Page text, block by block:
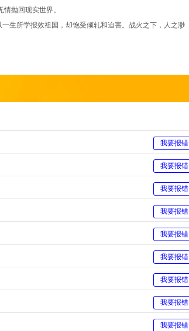
抛回现实世界。
生所学报效祖国，却饱受倾轧和迫害。战火之下，人之渺
我要报错
我要报错
我要报错
我要报错
我要报错
我要报错
我要报错
我要报错
我要报错